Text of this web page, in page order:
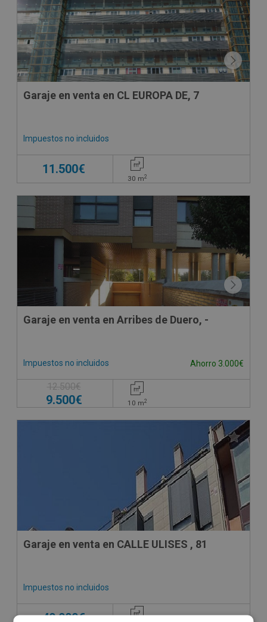
Garaje en venta en CL EUROPA DE, 7
Impuestos no incluidos
11.500€
30 m2
Garaje en venta en Arribes de Duero, -
Impuestos no incluidos Ahorro 3.000€
12.500€
9.500€ 10 m2
Garaje en venta en CALLE ULISES , 81
Impuestos no incluidos
40.000€